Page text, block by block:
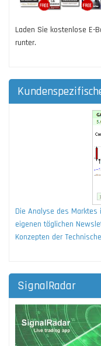
Laden Sie kostenlose E-
runter.
Die Analyse des
eigenen täglichen
Konzepten der
SignalRadar